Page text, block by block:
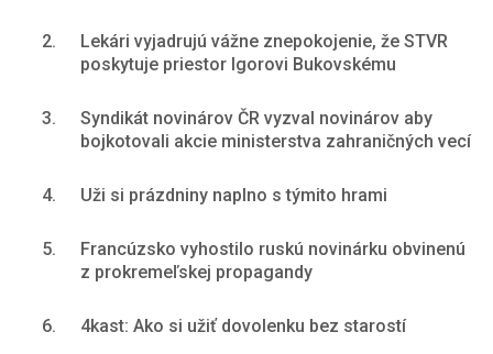
2.
Lekári vyjadrujú vážne znepokojenie, že STVR
poskytuje priestor Igorovi Bukovskému
3.
Syndikát novinárov ČR vyzval novinárov aby
bojkotovali akcie ministerstva zahraničných vecí
4. Uži si prázdniny naplno s týmito hrami
5.
Francúzsko vyhostilo ruskú novinárku obvinenú
z prokremeľskej propagandy
6. 4kast: Ako si užiť dovolenku bez starostí